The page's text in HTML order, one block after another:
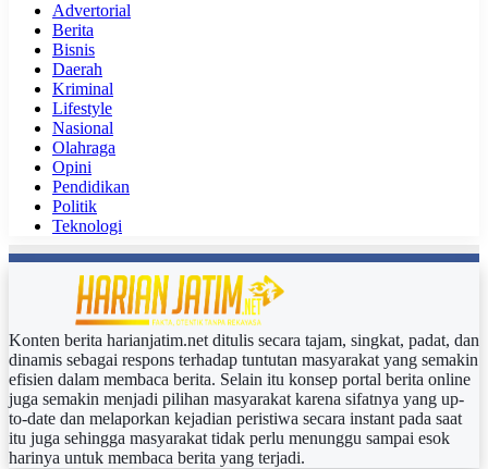
Advertorial
Berita
Bisnis
Daerah
Kriminal
Lifestyle
Nasional
Olahraga
Opini
Pendidikan
Politik
Teknologi
Konten berita harianjatim.net ditulis secara tajam, singkat, padat, dan
dinamis sebagai respons terhadap tuntutan masyarakat yang semakin
efisien dalam membaca berita. Selain itu konsep portal berita online
juga semakin menjadi pilihan masyarakat karena sifatnya yang up-
to-date dan melaporkan kejadian peristiwa secara instant pada saat
itu juga sehingga masyarakat tidak perlu menunggu sampai esok
harinya untuk membaca berita yang terjadi.